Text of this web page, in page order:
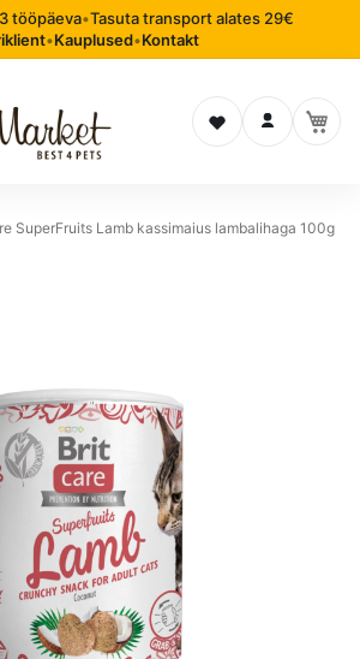
tööpäeva•Tasuta transport alates 29€
•Kauplused•Kontakt
Soovinimekiri
Logi sisse
SuperFruits Lamb kassimaius lambalihaga 100g